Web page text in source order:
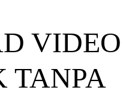
VIDEO
TANPA